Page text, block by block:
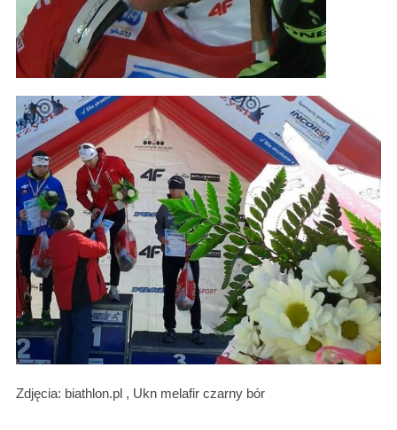
Zdjęcia: biathlon.pl , Ukn melafir czarny bór